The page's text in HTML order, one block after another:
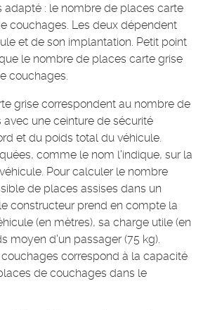
: le nombre de places carte
couchages. Les deux dépendent
et de son implantation. Petit point
le nombre de places carte grise
couchages.
grise correspondent au nombre de
avec une ceinture de sécurité
et du poids total du véhicule.
comme le nom l'indique, sur la
Pour calculer le nombre
de places assises dans un
constructeur prend en compte la
(en mètres), sa charge utile (en
moyen d'un passager (75 kg).
correspond à la capacité
de couchages dans le